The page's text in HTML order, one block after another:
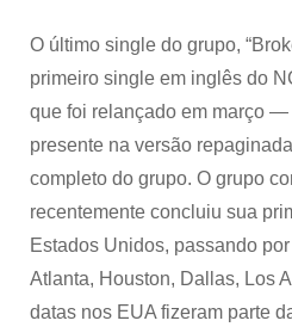
O último single do grupo,
primeiro single em inglês do
que foi relançado em março
presente na versão
completo do grupo. O grupo
recentemente concluiu sua
Estados Unidos, passando
Atlanta, Houston, Dallas, Los
datas nos EUA fizeram parte